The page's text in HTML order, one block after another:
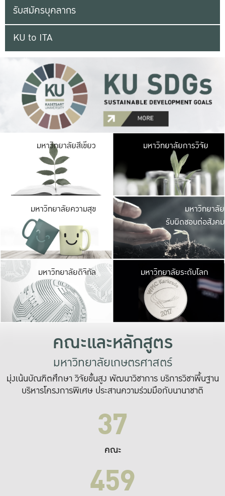
รับสมัครบุคลากร
KU to ITA
มหาวิทยาลัยสีเขียว มหาวิ
มีพื้นที่เขียวสดใส
เป็นป่าในเมือง เกษต
มหาวิทยาลัยการวิจัย
มหาวิทยาลัยความสุข มหาวิ
ค
เปิดประ
และพบเรื่องราวใ
มหาวิทยาลัย
รับผิดชอบต่อสังคม
มหาวิทยาลัยดิจิทัล มหาวิ
เปลี่ยนแปลง แล
เพื่อทำง
ระบบสารสนเทศ
มหาวิทยาลัยระดับโลก
คณะและหลักสูตร
มหาวิทยาลัยเกษตรศาสตร์
มุ่งเน้นบัณฑิตศึกษา วิจัยขั้นสูง พัฒนาวิชาการ บริการวิชาพื้นฐาน
บริหารโครงการพิเศษ ประสานความร่วมมือกับนานาชาติ
37
คณะ
459